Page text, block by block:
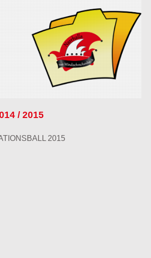
/ 2015
2015